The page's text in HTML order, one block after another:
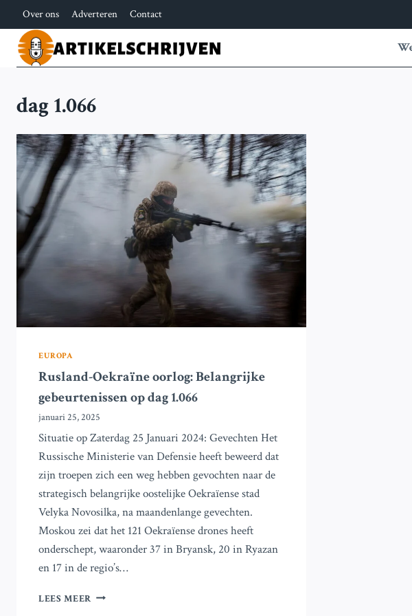
Doorgaan
naar
inhoud
Over ons Adverteren Contact
dag 1.066
EUROPA
Rusland-Oekraïne oorlog: Belangrijke
gebeurtenissen op dag 1.066
januari 25, 2025
Situatie op Zaterdag 25 Januari 2024: Gevechten Het
Russische Ministerie van Defensie heeft beweerd dat
zijn troepen zich een weg hebben gevochten naar de
strategisch belangrijke oostelijke Oekraïense stad
Velyka Novosilka, na maandenlange gevechten.
Moskou zei dat het 121 Oekraïense drones heeft
onderschept, waaronder 37 in Bryansk, 20 in Ryazan
en 17 in de regio’s…
LEES MEER RUSLAND-